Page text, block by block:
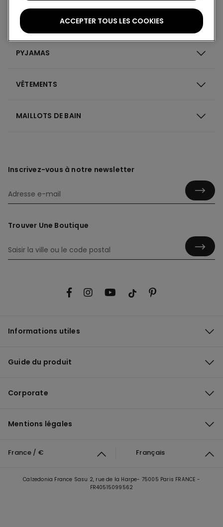
SOUS-VÊTEMENTS
PYJAMAS
VÊTEMENTS
MAILLOTS DE BAIN
Inscrivez-vous à notre newsletter
Trouver Une Boutique
Informations utiles
Guide du produit
Corporate
Mentions légales
France / € Français
Calzedonia France Sasu 2, rue de la Harpe- 75005 Paris FRANCE -
FR40515099562
ACCEPTER TOUS LES COOKIES